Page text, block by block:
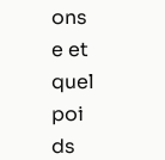
ons
e et
quel
poi
ds